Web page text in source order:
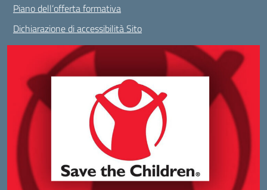
Piano dell’offerta formativa
Dichiarazione di accessibilità Sito